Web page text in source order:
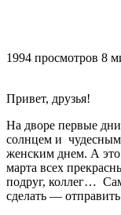
1994 просмотров 8
Привет, друзья!
На дворе первые
солнцем и
женским днем. А это
марта всех
подруг, коллег…
сделать —